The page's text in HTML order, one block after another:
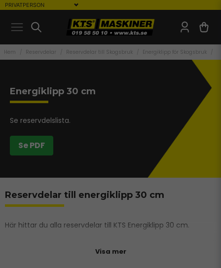
Hem Reservdelar Reservdelar till Skogsbruk Energiklipp för Skogsbruk
Energiklipp 30 cm
Se reservdelslista.
Se PDF
Reservdelar till energiklipp 30 cm
Här hittar du alla reservdelar till KTS Energiklipp 30 cm.
Visa mer